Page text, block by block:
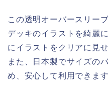
この透明オーバースリー
デッキのイラストを綺麗
にイラストをクリアに見
また、日本製でサイズの
め、安心して利用できます